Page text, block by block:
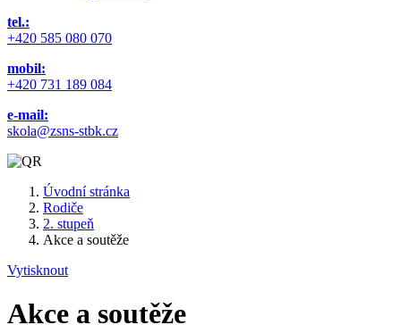
tel.:
+420 585 080 070
mobil:
+420 731 189 084
e-mail:
skola@zsns-stbk.cz
Úvodní stránka
Rodiče
2. stupeň
Akce a soutěže
Vytisknout
Akce a soutěže